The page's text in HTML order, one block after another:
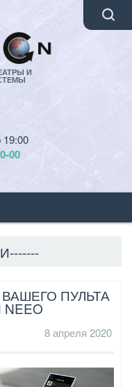
И
19:00
00
ПУЛЬТА
8 апреля 2020